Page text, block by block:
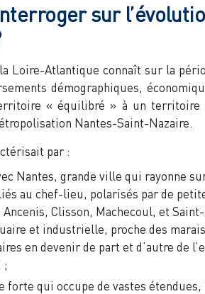
sur
Loire-Atlantique connaît sur la
démographiques,
« équilibré » à un territoire
Nantes-Saint-Nazaire.
par :
Nantes, grande ville qui rayonne
au chef-lieu, polarisés par de
Clisson, Machecoul, et
et industrielle, proche des
en devenir de part et d’autre de
;
forte qui occupe de vastes étendues,